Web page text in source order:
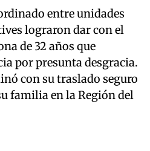
entre unidades
lograron dar con el
de 32 años que
por presunta desgracia.
con su traslado seguro
familia en la Región del